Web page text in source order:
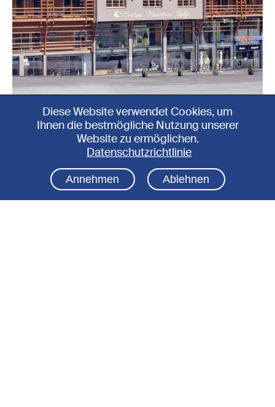
TREFFPUNKT:
6:30 Uhr bei Intersport Kirschner Seilbahn
Diese Website verwendet Cookies, um
Ihnen die bestmögliche Nutzung unserer
Website zu ermöglichen.
Datenschutzrichtlinie
Annehmen Ablehnen